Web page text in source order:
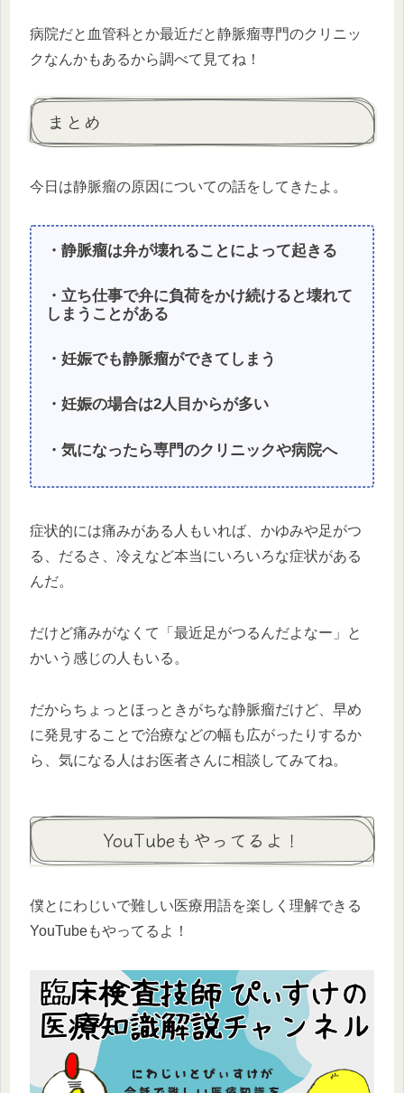
病院だと血管科とか最近だと静脈瘤専門のクリニッ
クなんかもあるから調べて見てね！
まとめ
今日は静脈瘤の原因についての話をしてきたよ。
・静脈瘤は弁が壊れることによって起きる
・立ち仕事で弁に負荷をかけ続けると壊れて
しまうことがある
・妊娠でも静脈瘤ができてしまう
・妊娠の場合は2人目からが多い
・気になったら専門のクリニックや病院へ
症状的には痛みがある人もいれば、かゆみや足がつ
る、だるさ、冷えなど本当にいろいろな症状がある
んだ。
だけど痛みがなくて「最近足がつるんだよなー」と
かいう感じの人もいる。
だからちょっとほっときがちな静脈瘤だけど、早め
に発見することで治療などの幅も広がったりするか
ら、気になる人はお医者さんに相談してみてね。
YouTubeもやってるよ！
僕とにわじいで難しい医療用語を楽しく理解できる
YouTubeもやってるよ！